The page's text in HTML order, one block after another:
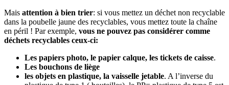
Mais attention à bien trier: si vous mettez un déchet non recyclable
dans la poubelle jaune des recyclables, vous mettez toute la chaîne
en péril ! Par exemple, vous ne pouvez pas considérer comme
déchets recyclables ceux-ci:
Les papiers photo, le papier calque, les tickets de caisse.
Les bouchons de liège
les objets en plastique, la vaisselle jetable. A l’inverse du